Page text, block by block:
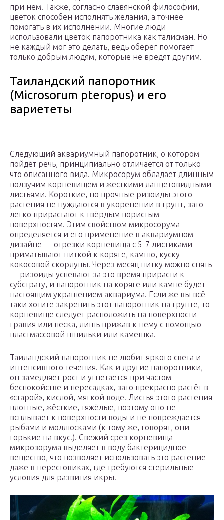
при нем. Также, согласно славянской философии,
цветок способен исполнять желания, а точнее
помогать в их исполнении. Многие люди
использовали цветок папоротника как талисман. Но
не каждый мог это делать, ведь оберег помогает
только добрым людям, которые не вредят другим.
Таиландский папоротник
(Microsorum pteropus) и его
вариететы
Следующий аквариумный папоротник, о котором
пойдёт речь, принципиально отличается от только
что описанного вида. Микросорум обладает длинным
ползучим корневищем и жесткими ланцетовидными
листьями. Короткие, но прочные ризоиды этого
растения не нуждаются в укоренении в грунт, зато
легко прирастают к твёрдым пористым
поверхностям. Этим свойством микросорума
определяется и его применение в аквариумном
дизайне — отрезки корневища с 5-7 листиками
приматывают ниткой к коряге, камню, куску
кокосовой скорлупы. Через месяц нитку можно снять
— ризоиды успевают за это время прирасти к
субстрату, и папоротник на коряге или камне будет
настоящим украшением аквариума. Если же вы всё-
таки хотите закрепить этот папоротник на грунте, то
корневище следует расположить на поверхности
гравия или песка, лишь прижав к нему с помощью
пластмассовой шпильки или камешка.
Таиландский папоротник не любит яркого света и
интенсивного течения. Как и другие папоротники,
он замедляет рост и угнетается при частом
беспокойстве и пересадках, зато прекрасно растёт в
«старой», кислой, мягкой воде. Листья этого растения
плотные, жёсткие, тяжёлые, поэтому оно не
всплывает к поверхности воды и не повреждается
рыбами и моллюсками (к тому же, говорят, они
горькие на вкус!). Свежий срез корневища
микрозорума выделяет в воду бактерицидное
вещество, что позволяет использовать это растение
даже в нерестовиках, где требуются стерильные
условия для развития икры.